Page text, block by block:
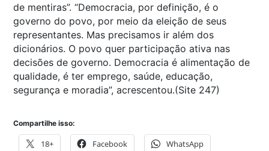
de mentiras”. “Democracia, por definição, é o
governo do povo, por meio da eleição de seus
representantes. Mas precisamos ir além dos
dicionários. O povo quer participação ativa nas
decisões de governo. Democracia é alimentação de
qualidade, é ter emprego, saúde, educação,
segurança e moradia”, acrescentou.(Site 247)
Compartilhe isso:
18+ Facebook WhatsApp